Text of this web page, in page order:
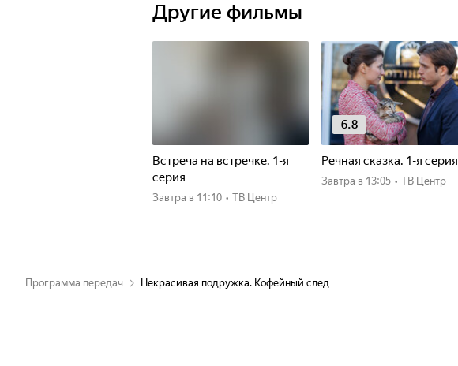
Другие фильмы
Встреча на встречке. 1-я
серия
Завтра в 11:10 • ТВ Центр
6.8
Речная сказка. 1-я серия
Завтра в 13:05 • ТВ Центр
Программа передач Некрасивая подружка. Кофейный след